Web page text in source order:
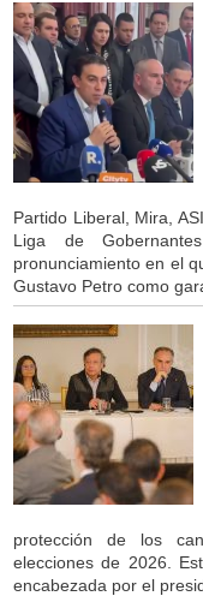
Partido Liberal, Mira,
Liga de
pronunciamiento en el
Gustavo Petro como
protección de los
elecciones de 2026.
encabezada por el